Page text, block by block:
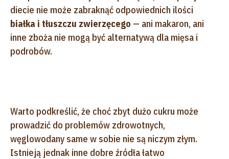
diecie nie może zabraknąć odpowiednich ilości
białka i tłuszczu zwierzęcego — ani makaron, ani
inne zboża nie mogą być alternatywą dla mięsa i
podrobów.
Warto podkreślić, że choć zbyt dużo cukru może
prowadzić do problemów zdrowotnych,
węglowodany same w sobie nie są niczym złym.
Istnieją jednak inne dobre źródła łatwo